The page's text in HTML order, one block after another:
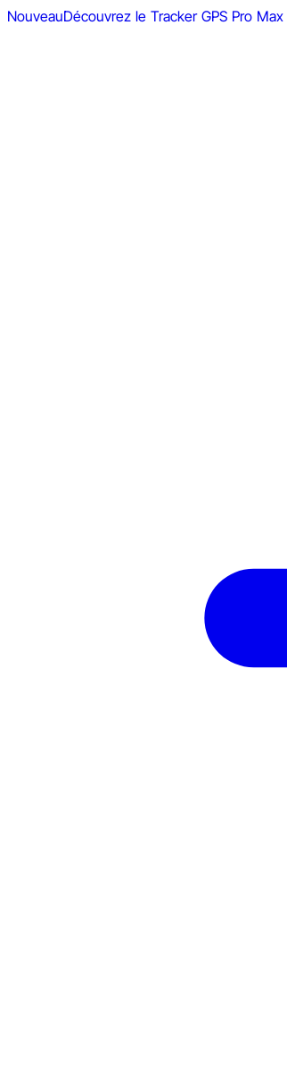
NouveauDécouvrez le Tracker GPS Pro Max